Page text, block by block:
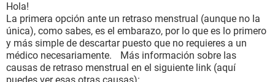
Hola!
La primera opción ante un retraso menstrual (aunque no la
única), como sabes, es el embarazo, por lo que es lo primero
y más simple de descartar puesto que no requieres a un
médico necesariamente. Más información sobre las
causas de retraso menstrual en el siguiente link (aquí